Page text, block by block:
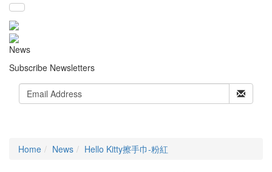
News
Subscribe Newsletters
Home News Hello Kitty擦手巾-粉紅